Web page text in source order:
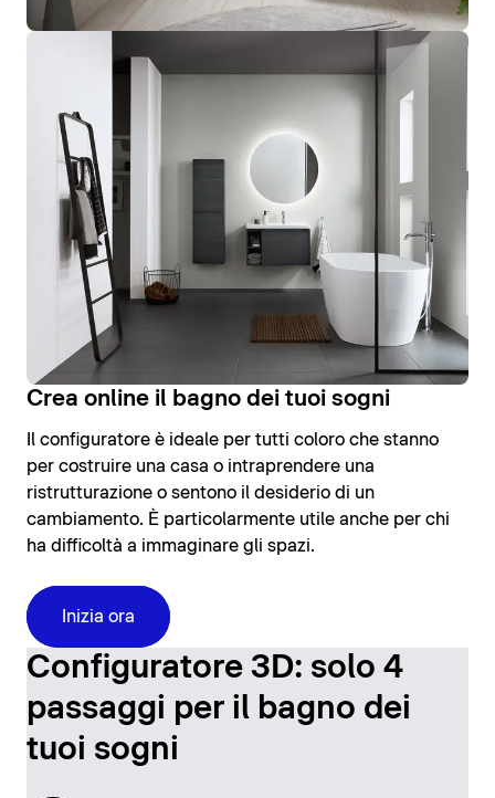
Crea online il bagno dei tuoi sogni
Il configuratore è ideale per tutti coloro che stanno
per costruire una casa o intraprendere una
ristrutturazione o sentono il desiderio di un
cambiamento. È particolarmente utile anche per chi
ha difficoltà a immaginare gli spazi.
Inizia ora
Configuratore 3D: solo 4
passaggi per il bagno dei
tuoi sogni